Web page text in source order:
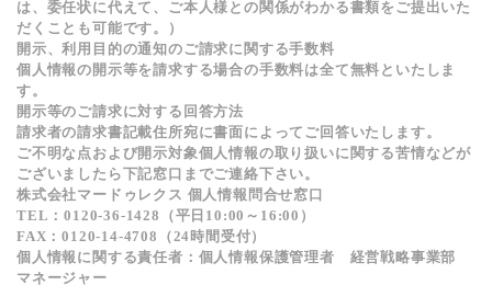
は、委任状に代えて、ご本人様との関係がわかる書類をご提出いた
だくことも可能です。）
開示、利用目的の通知のご請求に関する手数料
個人情報の開示等を請求する場合の手数料は全て無料といたしま
す。
開示等のご請求に対する回答方法
請求者の請求書記載住所宛に書面によってご回答いたします。
ご不明な点および開示対象個人情報の取り扱いに関する苦情などが
ございましたら下記窓口までご連絡下さい。
株式会社マードゥレクス 個人情報問合せ窓口
TEL：0120-36-1428（平日10:00～16:00）
FAX：0120-14-4708（24時間受付）
個人情報に関する責任者：個人情報保護管理者 経営戦略事業部
マネージャー